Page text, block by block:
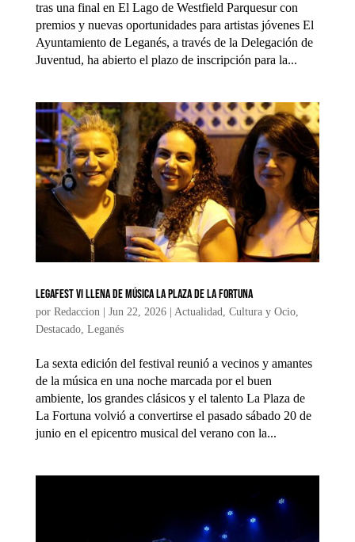
tras una final en El Lago de Westfield Parquesur con
premios y nuevas oportunidades para artistas jóvenes El
Ayuntamiento de Leganés, a través de la Delegación de
Juventud, ha abierto el plazo de inscripción para la...
LEGAFEST VI llena de música la Plaza de La Fortuna
por Redaccion| Jun 22, 2026| Actualidad, Cultura y Ocio,
Destacado, Leganés
La sexta edición del festival reunió a vecinos y amantes
de la música en una noche marcada por el buen
ambiente, los grandes clásicos y el talento La Plaza de
La Fortuna volvió a convertirse el pasado sábado 20 de
junio en el epicentro musical del verano con la...